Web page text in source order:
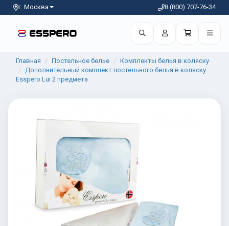
г. Москва 8 (800) 707-76-34
Главная Постельное белье
Комплекты белья в коляску
Дополнительный комплект постельного белья в коляску
Esspero Lui 2 предмета